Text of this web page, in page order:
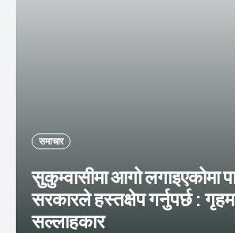
समाचार
सुकुम्वासीमा आगो लगाइएकोमा
सरकारले हस्तक्षेप गर्नुपर्छ :
सल्लाहकार